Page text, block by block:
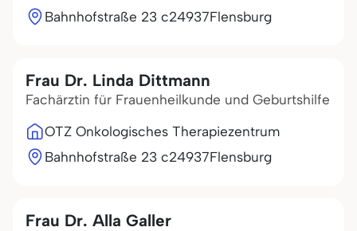
Bahnhofstraße 23 c24937Flensburg
Frau Dr. Linda Dittmann
Fachärztin für Frauenheilkunde und Geburtshilfe
OTZ Onkologisches Therapiezentrum
Bahnhofstraße 23 c24937Flensburg
Frau Dr. Alla Galler